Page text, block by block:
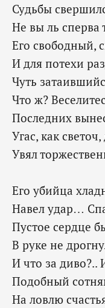
Судьбы
Не вы ль сперва
Его свободный,
И для потехи
Чуть
Что ж?
Последних
Угас, как
Увял
Его убийца
Навел удар…
Пустое сердце
В руке не
И что за диво?..
Подобный
На ловлю